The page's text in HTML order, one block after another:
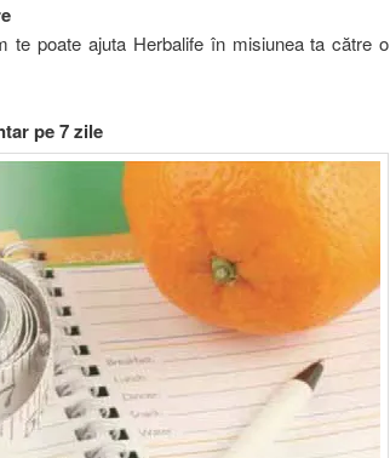
te poate ajuta Herbalife în misiunea ta către o
pe 7 zile